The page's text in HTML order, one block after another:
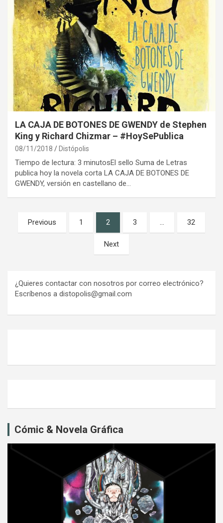
LA CAJA DE BOTONES DE GWENDY de Stephen
King y Richard Chizmar – #HoySePublica
08/11/2018 Distópolis
Tiempo de lectura: 3 minutosEl sello Suma de Letras
publica hoy la novela corta LA CAJA DE BOTONES DE
GWENDY, versión en castellano de…
Paginación
de
Previous 1 2 3 … 32
Next
¿Quieres contactar con nosotros por correo electrónico?
Escríbenos a distopolis@gmail.com
Cómic & Novela Gráfica